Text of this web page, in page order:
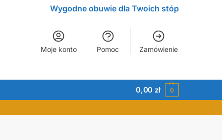
Wygodne obuwie dla Twoich stóp
Moje konto Pomoc Zamówienie
0,00zł 0